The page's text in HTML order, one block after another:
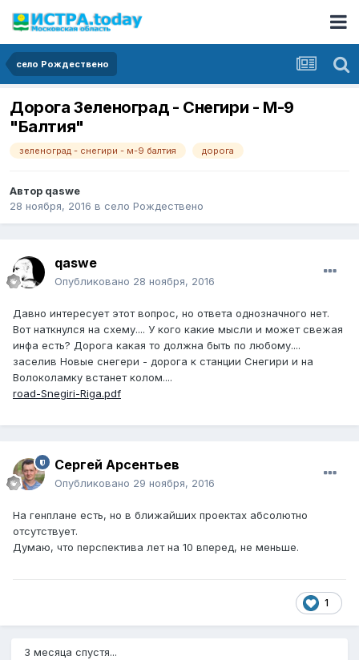
село Рождествено
Дорога Зеленоград - Снегири - М-9
"Балтия"
зеленоград - снегири - м-9 балтия дорога
Автор qaswe
28 ноября, 2016 в село Рождествено
qaswe
Опубликовано 28 ноября, 2016
Давно интересует этот вопрос, но ответа однозначного нет.
Вот наткнулся на схему.... У кого какие мысли и может свежая
инфа есть? Дорога какая то должна быть по любому....
заселив Новые снегери - дорога к станции Снегири и на
Волоколамку встанет колом....
road-Snegiri-Riga.pdf
Сергей Арсентьев
Опубликовано 29 ноября, 2016
На генплане есть, но в ближайших проектах абсолютно
отсутствует.
Думаю, что перспектива лет на 10 вперед, не меньше.
1
3 месяца спустя...